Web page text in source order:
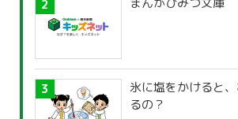
氷に塩をかけると
るの？